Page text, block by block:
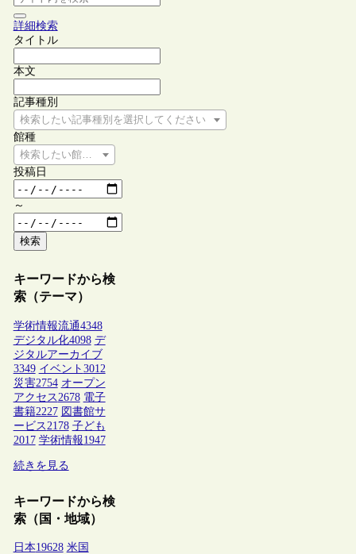
詳細検索
タイトル
本文
記事種別
検索したい記事種別を選択してください
館種
検索したい館種を選択してください
投稿日
～
検索
キーワードから検
索（テーマ）
学術情報流通4348
デジタル化4098 デ
ジタルアーカイブ
3349 イベント 3012
災害2754 オープン
アクセス 2678 電子
書籍2227 図書館サ
ービス 2178 子ども
2017 学術情報1947
続きを見る
キーワードから検
索（国・地域）
日本19628 米国